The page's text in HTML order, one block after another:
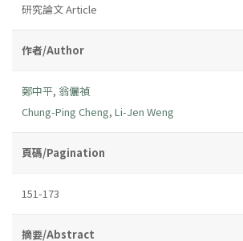
研究論文 Article
作者/Author
鄭中平, 翁儷禎
Chung-Ping Cheng, Li-Jen Weng
頁碼/Pagination
151-173
摘要/Abstract